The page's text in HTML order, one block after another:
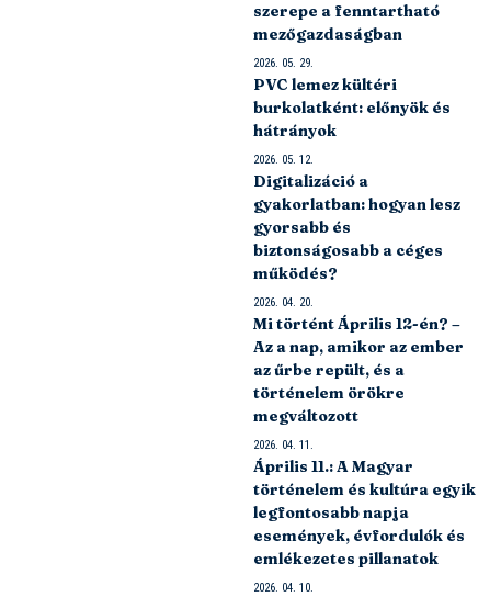
szerepe a fenntartható
mezőgazdaságban
2026. 05. 29.
PVC lemez kültéri
burkolatként: előnyök és
hátrányok
2026. 05. 12.
Digitalizáció a
gyakorlatban: hogyan lesz
gyorsabb és
biztonságosabb a céges
működés?
2026. 04. 20.
Mi történt Április 12-én? –
Az a nap, amikor az ember
az űrbe repült, és a
történelem örökre
megváltozott
2026. 04. 11.
Április 11.: A Magyar
történelem és kultúra egyik
legfontosabb napja
események, évfordulók és
emlékezetes pillanatok
2026. 04. 10.